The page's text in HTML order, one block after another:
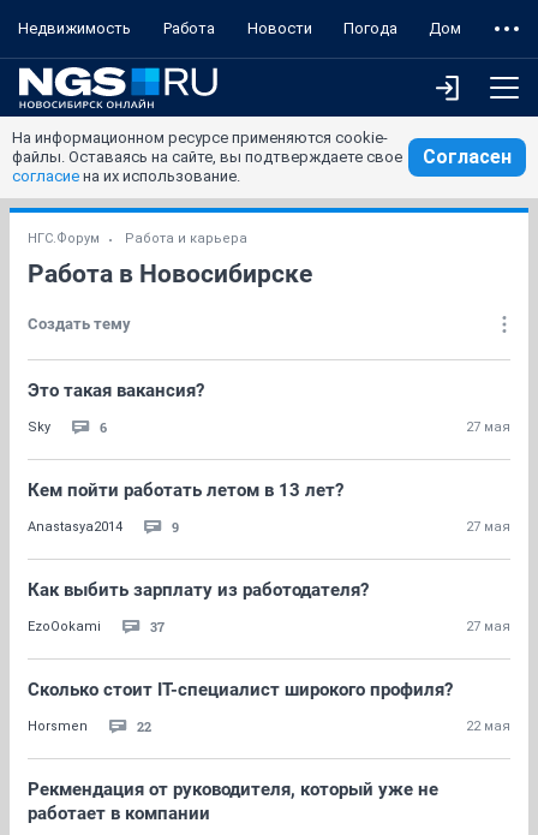
Недвижимость Работа Новости Погода Дом
На информационном ресурсе применяются cookie-
файлы. Оставаясь на сайте, вы подтверждаете свое
согласие на их использование.
Согласен
НГС.Форум Работа и карьера
Работа в Новосибирске
Создать тему
Это такая вакансия?
Sky 6 27 мая
Кем пойти работать летом в 13 лет?
Anastasya2014 9 27 мая
Как выбить зарплату из работодателя?
EzoOokami 37 27 мая
Сколько стоит IT-специалист широкого профиля?
Horsmen 22 22 мая
Рекмендация от руководителя, который уже не
работает в компании